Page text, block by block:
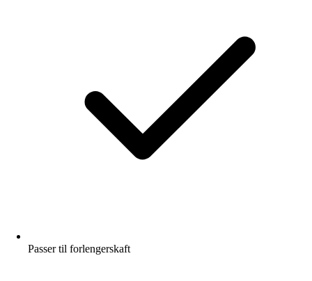
Passer til forlengerskaft